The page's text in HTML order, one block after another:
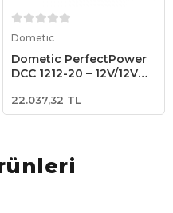
Dometic
Dometic PerfectPower
DCC 1212-20 – 12V/12V
Cihazı
22.037,32 TL